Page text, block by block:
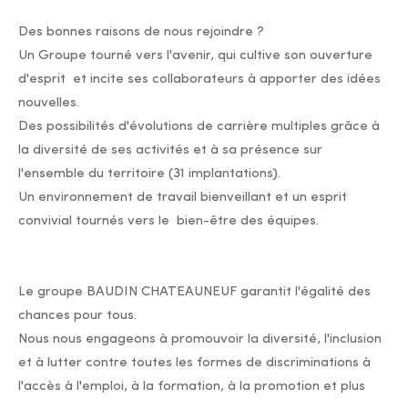
Des bonnes raisons de nous rejoindre ?
Un Groupe tourné vers l'avenir, qui cultive son ouverture
d'esprit et incite ses collaborateurs à apporter des idées
nouvelles.
Des possibilités d'évolutions de carrière multiples grâce à
la diversité de ses activités et à sa présence sur
l'ensemble du territoire (31 implantations).
Un environnement de travail bienveillant et un esprit
convivial tournés vers le bien-être des équipes.
Le groupe BAUDIN CHATEAUNEUF garantit l'égalité des
chances pour tous.
Nous nous engageons à promouvoir la diversité, l'inclusion
et à lutter contre toutes les formes de discriminations à
l'accès à l'emploi, à la formation, à la promotion et plus